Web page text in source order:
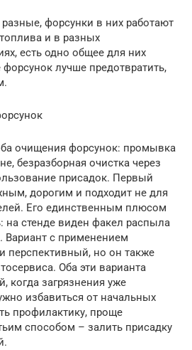
форсунки в них работают
и в разных
есть одно общее для них
лучше предотвратить,
очищения форсунок: промывка
безразборная очистка через
присадок. Первый
дорогим и подходит не для
Его единственным плюсом
на стенде виден факел распыла
с применением
перспективный, но он также
Оба эти варианта
когда загрязнения уже
избавиться от начальных
профилактику, проще
способом – залить присадку